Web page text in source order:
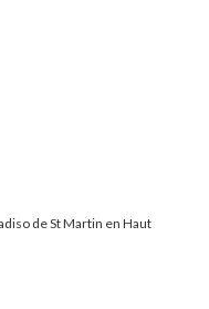
de St Martin en Haut